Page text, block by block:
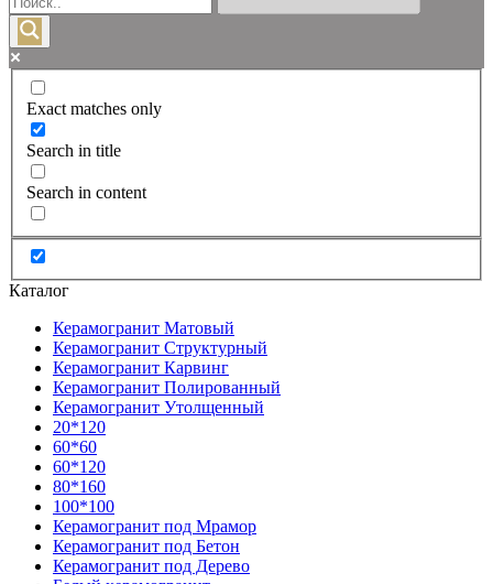
Exact matches only
Search in title
Search in content
Каталог
Керамогранит Матовый
Керамогранит Структурный
Керамогранит Карвинг
Керамогранит Полированный
Керамогранит Утолщенный
20*120
60*60
60*120
80*160
100*100
Керамогранит под Мрамор
Керамогранит под Бетон
Керамогранит под Дерево